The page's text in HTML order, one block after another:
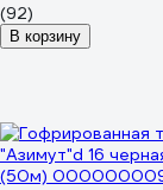
(92)
В корзину